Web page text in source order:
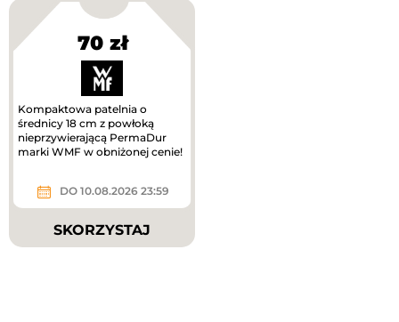
70 zł
Kompaktowa patelnia o
średnicy 18 cm z powłoką
nieprzywierającą PermaDur
marki WMF w obniżonej cenie!
DO 10.08.2026 23:59
SKORZYSTAJ